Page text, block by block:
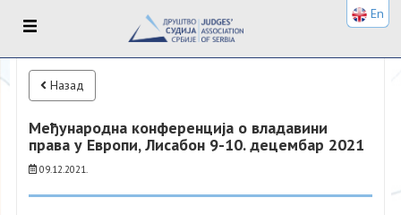
Назад
Међународна конференција о владавини
права у Европи, Лисабон 9-10. децембар 2021
09.12.2021.
En